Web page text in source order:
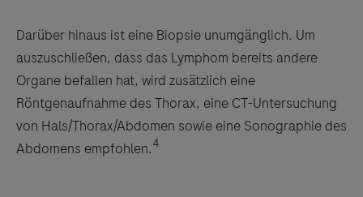
Darüber hinaus ist eine Biopsie unumgänglich. Um
auszuschließen, dass das Lymphom bereits andere
Organe befallen hat, wird zusätzlich eine
Röntgenaufnahme des Thorax, eine CT-Untersuchung
von Hals/Thorax/Abdomen sowie eine Sonographie des
Abdomens empfohlen.4